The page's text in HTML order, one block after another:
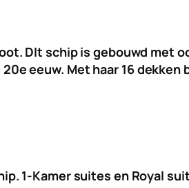
DIt schip is gebouwd met
eeuw. Met haar 16 dekken
1-Kamer suites en Royal